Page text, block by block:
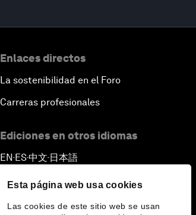
Esta página web usa cookies
Las cookies de este sitio web se usan
Enlaces directos
La sostenibilidad en el Foro
Carreras profesionales
Ediciones en otros idiomas
EN ▪ES▪中文▪ 日本語